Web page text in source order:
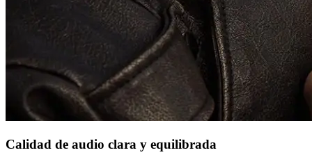
Calidad de audio clara y equilibrada